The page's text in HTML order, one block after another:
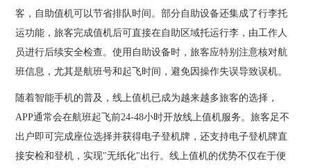
客，自助值机可以节省排队时间。部分自助设备还集成了行李托
运功能，旅客完成值机后可直接在自助区域托运行李，由工作人
员进行后续安全检查。使用自助设备时，旅客应特别注意核对航
班信息，尤其是航班号和起飞时间，避免因操作失误导致误机。
随着智能手机的普及，线上值机已成为越来越多旅客的选择，
APP通常会在航班起飞前24-48小时开放线上值机服务。旅客足不
出户即可完成座位选择并获得电子登机牌，还支持电子登机牌直
接安检和登机，实现"无纸化"出行。线上值机的优势不仅在于便